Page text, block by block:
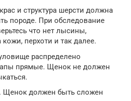
и структура шерсти должна
породе. При обследование
что нет лысины,
перхоти и так далее.
распределено
прямые. Щенок не должен
Щенок должен быть сложен